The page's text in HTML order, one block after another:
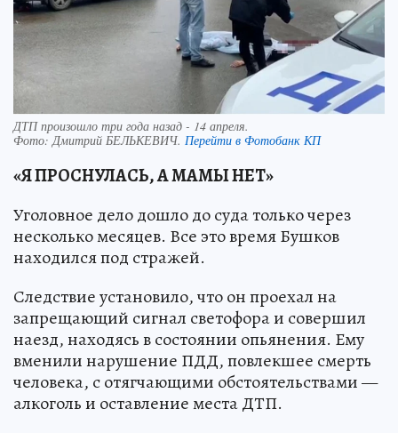
ДТП произошло три года назад - 14 апреля.
Фото:Дмитрий БЕЛЬКЕВИЧ. Перейти в Фотобанк КП
«Я ПРОСНУЛАСЬ, А МАМЫ НЕТ»
Уголовное дело дошло до суда только через
несколько месяцев. Все это время Бушков
находился под стражей.
Следствие установило, что он проехал на
запрещающий сигнал светофора и совершил
наезд, находясь в состоянии опьянения. Ему
вменили нарушение ПДД, повлекшее смерть
человека, с отягчающими обстоятельствами —
алкоголь и оставление места ДТП.